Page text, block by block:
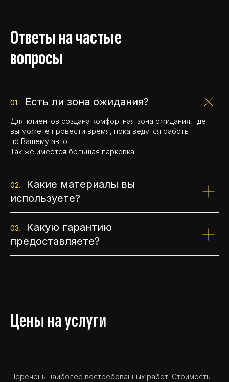
Ответы на частые
вопросы
01. Есть ли зона ожидания?
Для клиентов создана комфортная зона ожидания, где
вы можете провести время, пока ведутся работы
по Вашему авто.
Так же имеется большая парковка.
02.
Какие материалы вы
используете?
03.
Какую гарантию
предоставляете?
Цены на услуги
Перечень наиболее востребованных работ. Стоимость